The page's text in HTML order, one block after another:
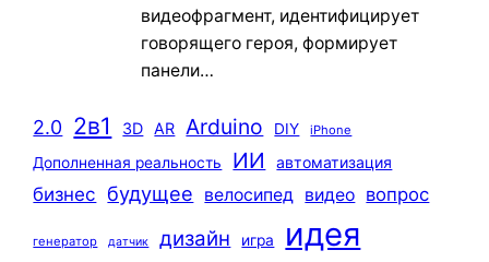
видеофрагмент, идентифицирует
говорящего героя, формирует
панели…
2.0 2в1 3D AR Arduino DIY iPhone
Дополненная реальность ИИ автоматизация
бизнес будущее велосипед видео вопрос
генератор датчик дизайн игра идея